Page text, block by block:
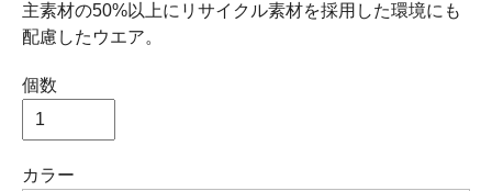
主素材の50%以上にリサイクル素材を採用した環境にも
配慮したウエア。
個数
カラー